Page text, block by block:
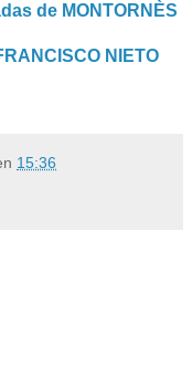
de MONTORNÈS
NIETO
15:36